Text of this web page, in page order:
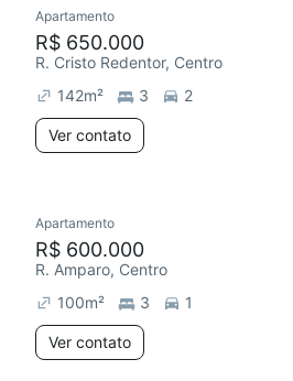
Apartamento
R$ 650.000
R. Cristo Redentor, Centro
142m² 3 2
Ver contato
Apartamento
R$ 600.000
R. Amparo, Centro
100m² 3 1
Ver contato